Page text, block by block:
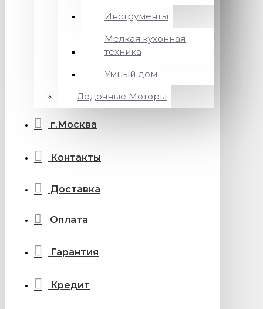
Инструменты
Мелкая кухонная
техника
Умный дом
Лодочные Моторы
г.Москва
Контакты
Доставка
Оплата
Гарантия
Кредит